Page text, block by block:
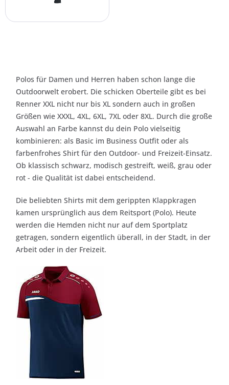
Polos für Damen und Herren haben schon lange die
Outdoorwelt erobert. Die schicken Oberteile gibt es bei
Renner XXL nicht nur bis XL sondern auch in großen
Größen wie XXXL, 4XL, 6XL, 7XL oder 8XL. Durch die große
Auswahl an Farbe kannst du dein Polo vielseitig
kombinieren: als Basic im Business Outfit oder als
farbenfrohes Shirt für den Outdoor- und Freizeit-Einsatz.
Ob klassisch schwarz, modisch gestreift, weiß, grau oder
rot - die Qualität ist dabei entscheidend.
Die beliebten Shirts mit dem gerippten Klappkragen
kamen ursprünglich aus dem Reitsport (Polo). Heute
werden die Hemden nicht nur auf dem Sportplatz
getragen, sondern eigentlich überall, in der Stadt, in der
Arbeit oder in der Freizeit.